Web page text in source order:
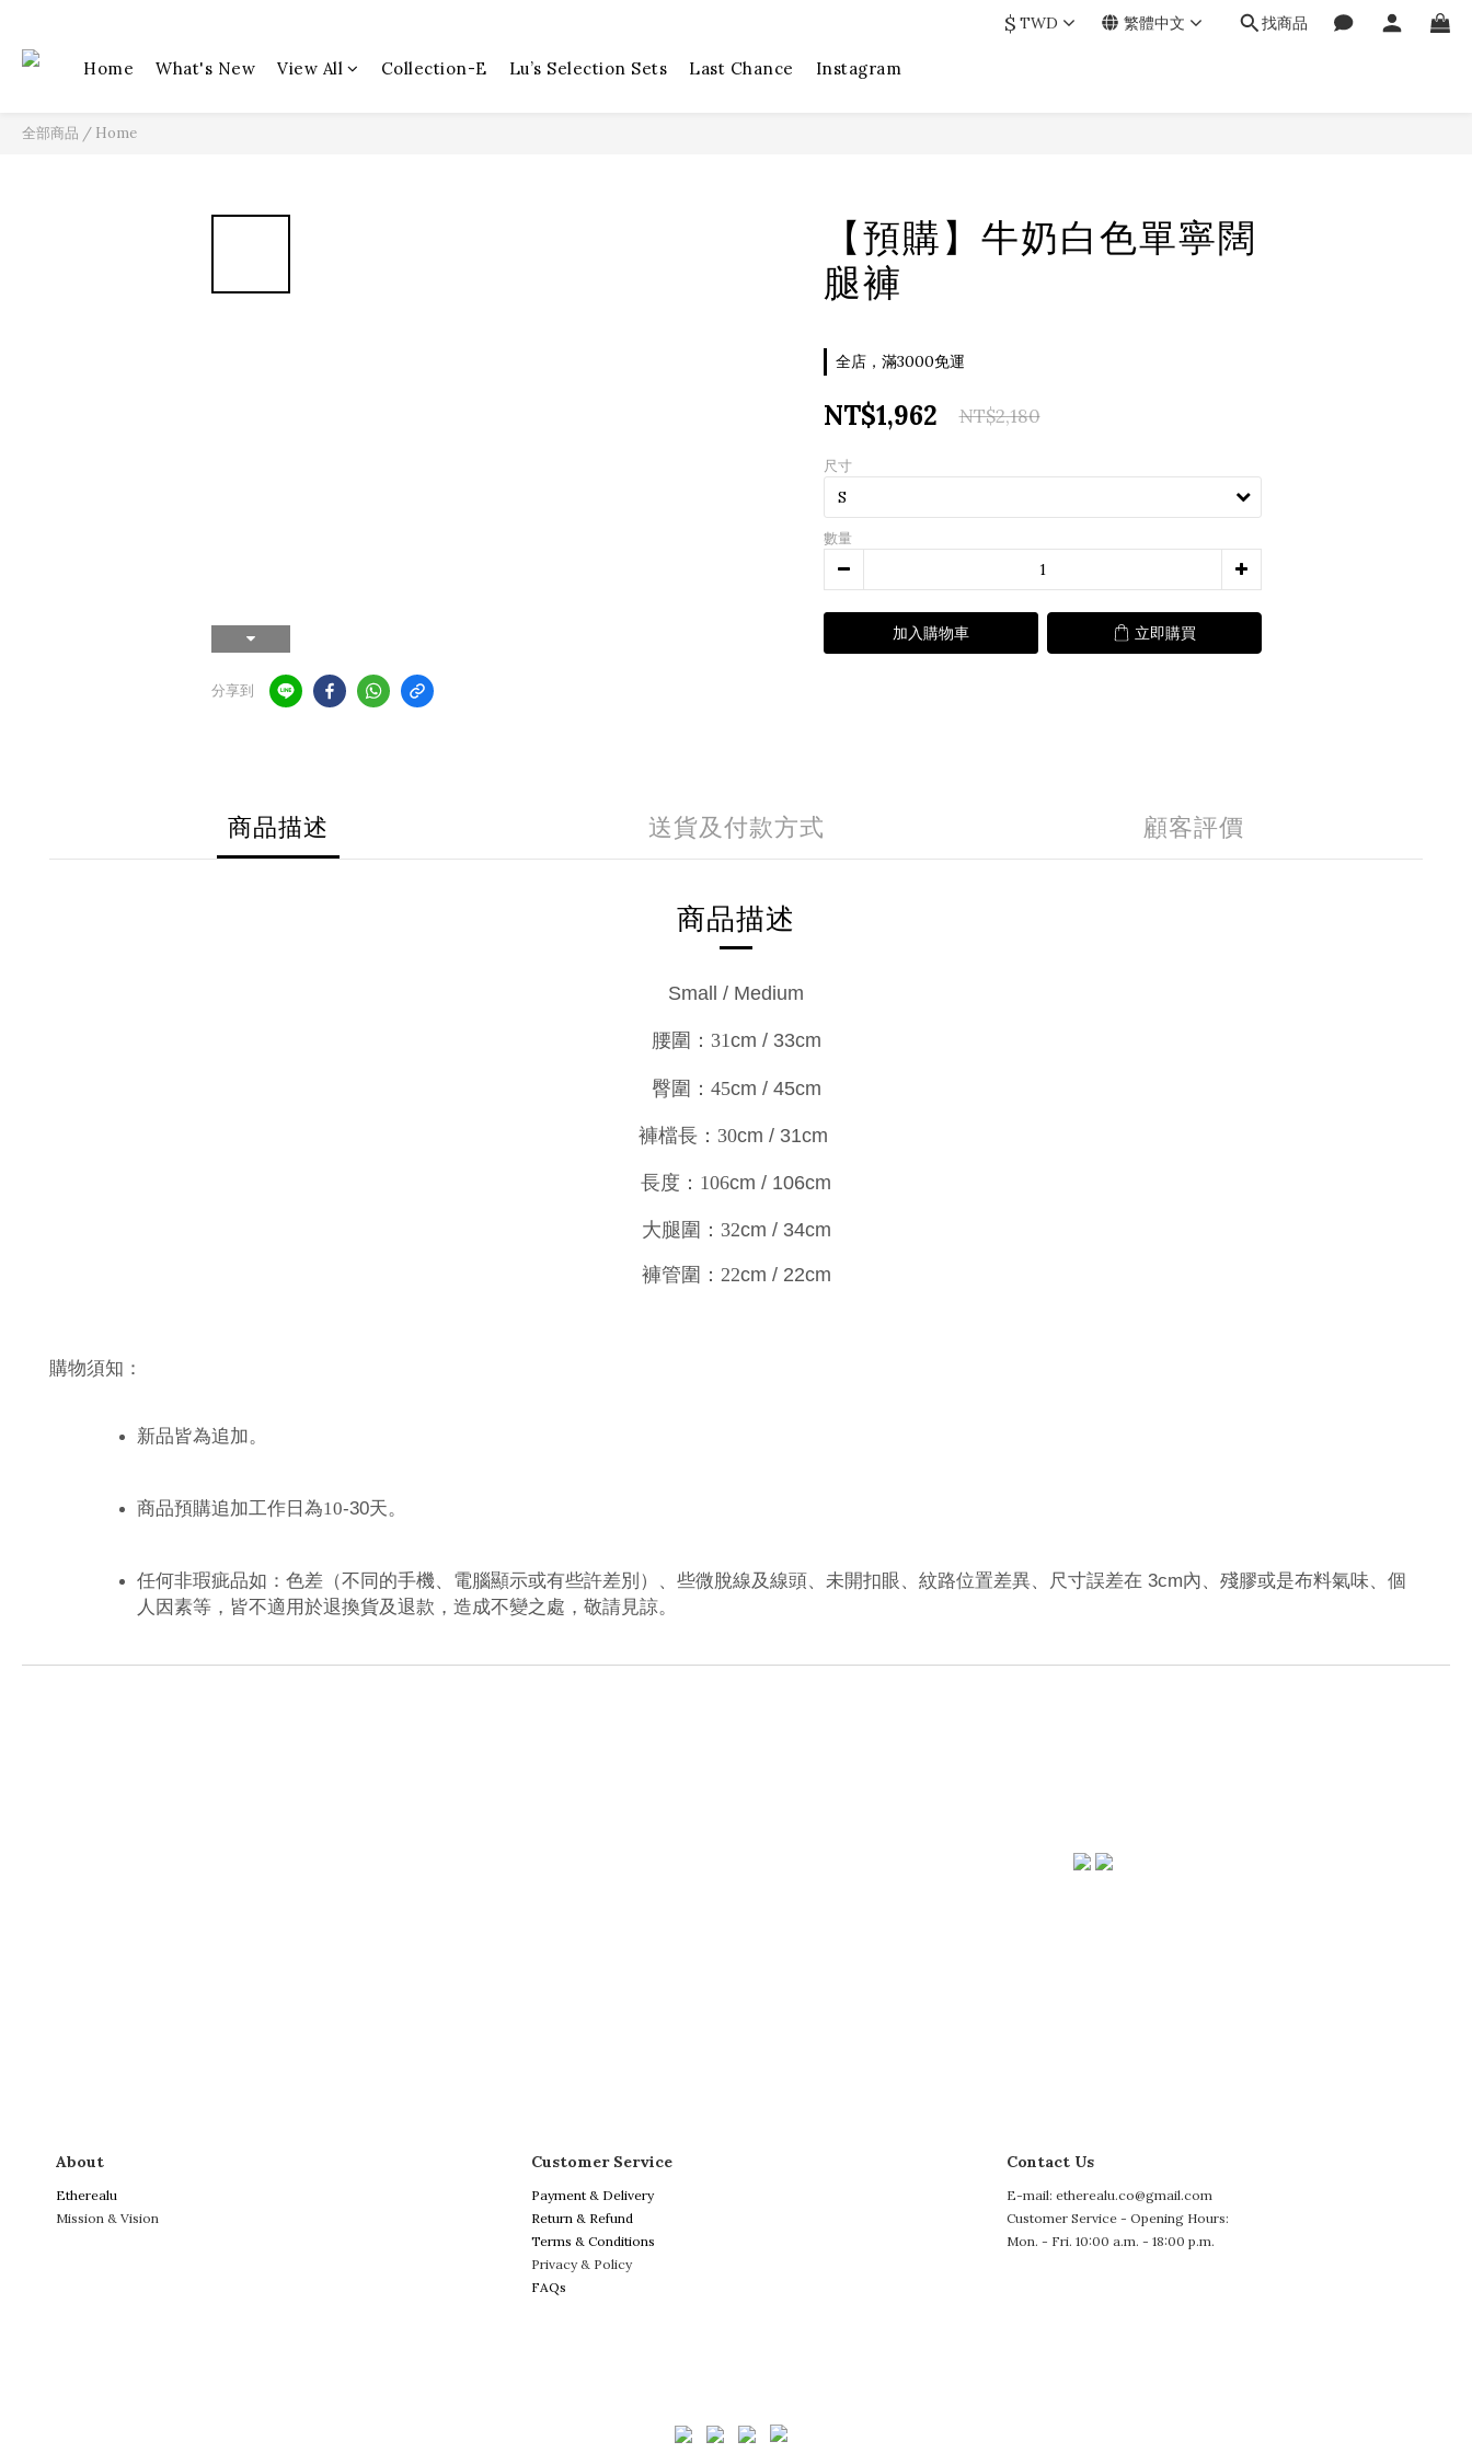
$ TWD 繁體中文 找商品
Home What's New View All Collection-E Lu’s Selection Sets Last Chance Instagram
全部商品 / Home
分享到
【預購】牛奶白色單寧闊
腿褲
全店，滿3000免運
NT$1,962 NT$2,180
尺寸
數量
加入購物車 立即購買
商品描述 送貨及付款方式 顧客評價
商品描述
Small / Medium
腰圍：31cm / 33cm
臀圍：45cm / 45cm
褲檔長：30cm / 31cm
長度：106cm / 106cm
大腿圍：32cm / 34cm
褲管圍：22cm / 22cm
購物須知：
新品皆為追加。
商品預購追加工作日為10-30天。
任何非瑕疵品如：色差（不同的手機、電腦顯示或有些許差別）、些微脫線及線頭、未開扣眼、紋路位置差異、尺寸誤差在 3cm內、殘膠或是布料氣味、個
人因素等，皆不適用於退換貨及退款，造成不變之處，敬請見諒。
About
Etherealu
Mission & Vision
Customer Service
Payment & Delivery
Return & Refund
Terms & Conditions
Privacy & Policy
FAQs
Contact Us
E-mail: etherealu.co@gmail.com
Customer Service - Opening Hours:
Mon. - Fri. 10:00 a.m. - 18:00 p.m.